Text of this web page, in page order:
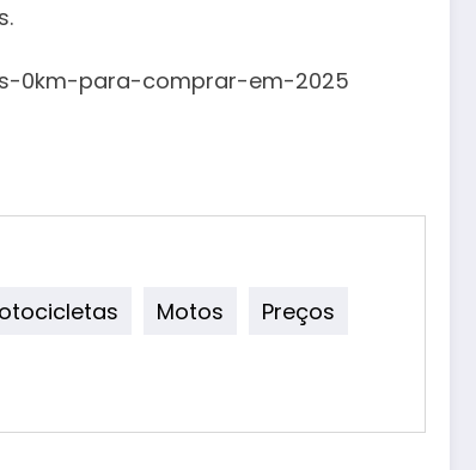
0km-para-comprar-em-2025
Motos
Preços